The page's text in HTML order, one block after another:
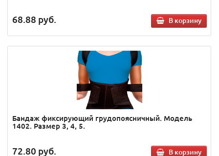
68.88 руб. В корзину
Бандаж фиксирующий грудопоясничный. Модель
1402. Размер 3, 4, 5.
72.80 руб. В корзину